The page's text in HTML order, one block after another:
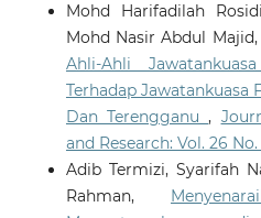
Mohd Harifadilah
Mohd Nasir Abdul Majid,
Ahli-Ahli
Terhadap Jawatankuasa
Dan Terengganu,
and Research: Vol. 26
Adib Termizi, Syarifah
Rahman,